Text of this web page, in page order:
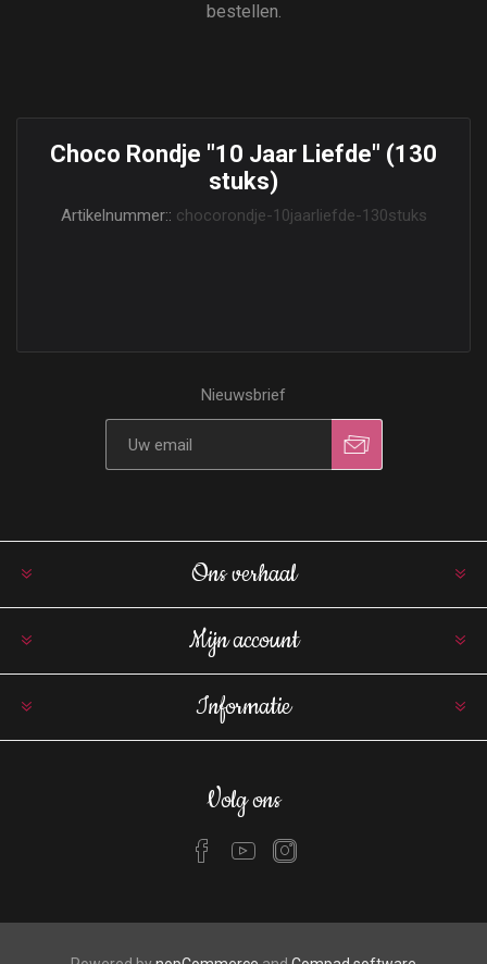
bestellen.
Choco Rondje "10 Jaar Liefde" (130
stuks)
Artikelnummer:: chocorondje-10jaarliefde-130stuks
Nieuwsbrief
Ons verhaal
Mijn account
Informatie
Volg ons